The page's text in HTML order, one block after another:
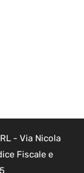
- Via Nicola
Fiscale e